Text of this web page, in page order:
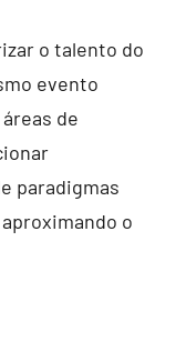
o talento do
evento
de
paradigmas
o